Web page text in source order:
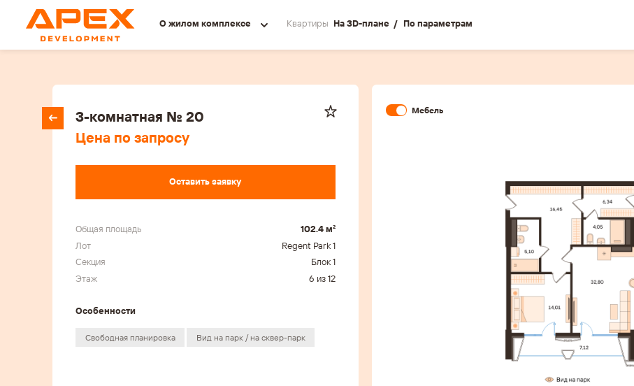
О жилом комплексе Квартиры На 3D-плане По параметрам
Мебель
3-комнатная № 20
Цена по запросу
Оставить заявку
Общая площадь
102.4 м²
Лот
Regent Park 1
Секция
Блок 1
Этаж
6 из 12
Особенности
Свободная планировка Вид на парк / на сквер-парк